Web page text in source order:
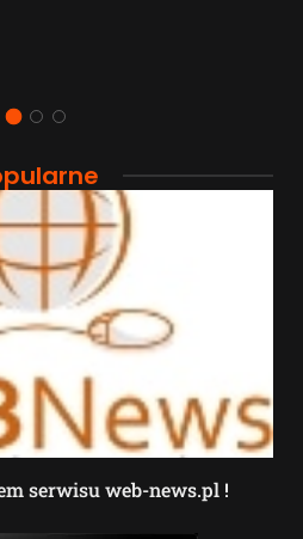
serwisu web-news.pl !